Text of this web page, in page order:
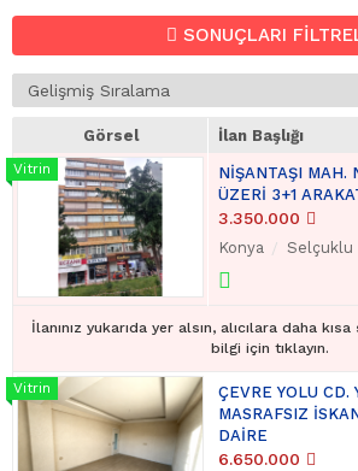
SONUÇLARI
Görsel İlan Başlığı
NİŞANTAŞI MAH.
ÜZERİ 3+1
3.350.000
Konya Selçuklu
İlanınız yukarıda yer alsın, alıcılara daha
bilgi için tıklayın.
ÇEVRE YOLU CD.
MASRAFSIZ
DAİRE
6.650.000